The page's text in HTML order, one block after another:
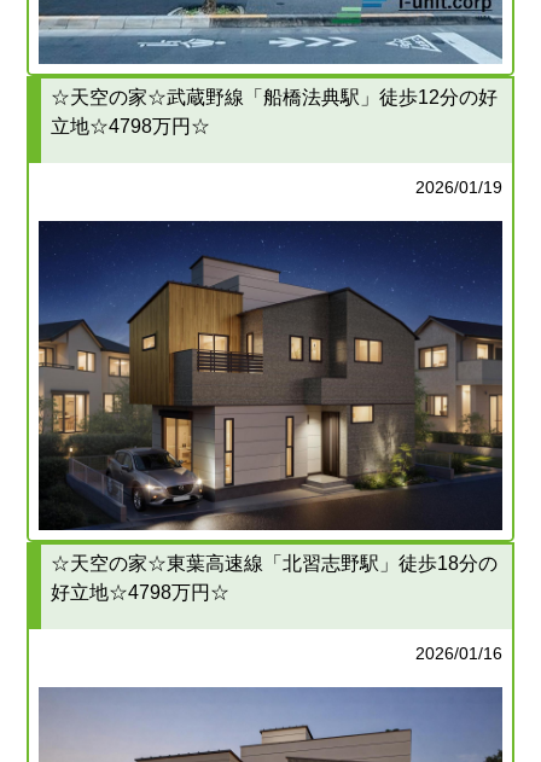
☆天空の家☆武蔵野線「船橋法典駅」徒歩12分の好
立地☆4798万円☆
2026/01/19
☆天空の家☆東葉高速線「北習志野駅」徒歩18分の
好立地☆4798万円☆
2026/01/16